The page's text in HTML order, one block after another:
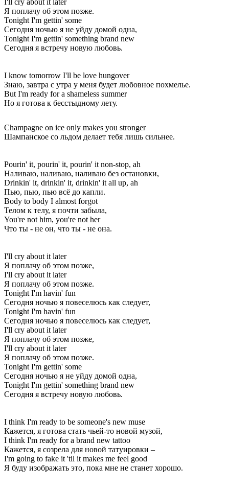
Я поплачу об этом позже.
Tonight I'm gettin' some
Сегодня ночью я не уйду домой одна,
Tonight I'm gettin' something brand new
Сегодня я встречу новую любовь.
I know tomorrow I'll be love hungover
Знаю, завтра с утра у меня будет любовное похмелье.
But I'm ready for a shameless summer
Но я готова к бесстыдному лету.
Champagne on ice only makes you stronger
Шампанское со льдом делает тебя лишь сильнее.
Pourin' it, pourin' it, pourin' it non-stop, ah
Наливаю, наливаю, наливаю без остановки,
Drinkin' it, drinkin' it, drinkin' it all up, ah
Пью, пью, пью всё до капли.
Body to body I almost forgot
Телом к телу, я почти забыла,
You're not him, you're not her
Что ты - не он, что ты - не она.
I'll cry about it later
Я поплачу об этом позже,
I'll cry about it later
Я поплачу об этом позже.
Tonight I'm havin' fun
Сегодня ночью я повеселюсь как следует,
Tonight I'm havin' fun
Сегодня ночью я повеселюсь как следует,
I'll cry about it later
Я поплачу об этом позже,
I'll cry about it later
Я поплачу об этом позже.
Tonight I'm gettin' some
Сегодня ночью я не уйду домой одна,
Tonight I'm gettin' something brand new
Сегодня я встречу новую любовь.
I think I'm ready to be someone's new muse
Кажется, я готова стать чьей-то новой музой,
I think I'm ready for a brand new tattoo
Кажется, я созрела для новой татуировки –
I'm going to fake it 'til it makes me feel good
Я буду изображать это, пока мне не станет хорошо.